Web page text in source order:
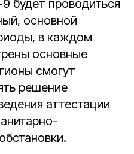
будет проводиться
основной
в каждом
основные
смогут
решение
аттестации